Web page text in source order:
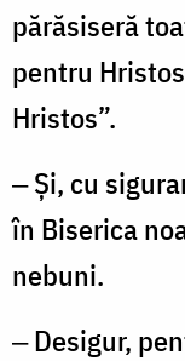
părăsiseră
pentru
Hristos”.
‒ Și, cu
în Biserica
nebuni.
‒ Desigur,